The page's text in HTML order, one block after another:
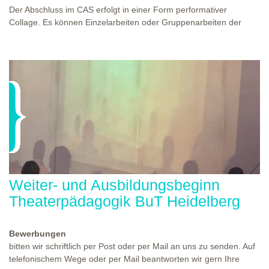
Der Abschluss im CAS erfolgt in einer Form performativer
Collage. Es können Einzelarbeiten oder Gruppenarbeiten der
Ausbildungsprogramm zu erleben. Die Studierenden des
oder Präsentation. Wir freuen uns über Begegnungen und
WO?
Weiter- und Ausbildungsbeginn
Theaterpädagogik BuT Heidelberg
Bewerbungen
bitten wir schriftlich per Post oder per Mail an uns zu senden. Auf
telefonischem Wege oder per Mail beantworten wir gern Ihre